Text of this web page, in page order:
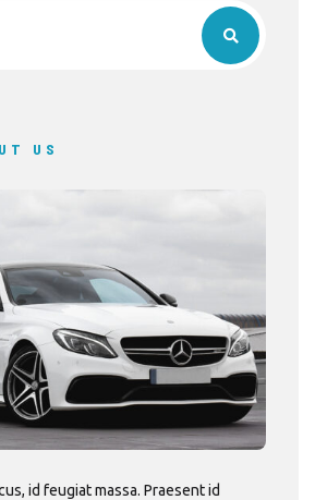
US
id feugiat massa. Praesent id